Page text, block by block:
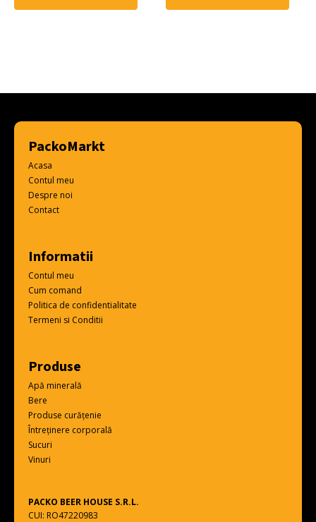
PackoMarkt
Acasa
Contul meu
Despre noi
Contact
Informatii
Contul meu
Cum comand
Politica de confidentialitate
Termeni si Conditii
Produse
Apă minerală
Bere
Produse curățenie
Întreținere corporală
Sucuri
Vinuri
PACKO BEER HOUSE S.R.L.
CUI: RO47220983